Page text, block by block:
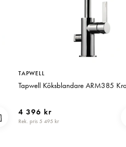
TAPWELL
Tapwell Köksblandare ARM385
4 396 kr
Rek. pris 5 495 kr